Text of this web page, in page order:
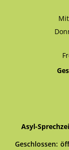
Asyl-
Klicken, um
Geschlossen: